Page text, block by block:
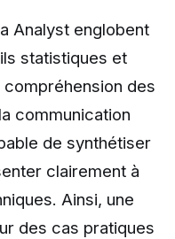
Analyst englobent
statistiques et
compréhension des
communication
de synthétiser
clairement à
Ainsi, une
des cas pratiques